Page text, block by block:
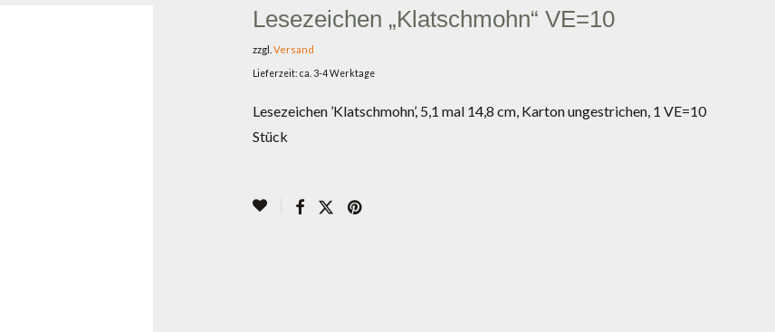
Lesezeichen „Klatschmohn“ VE=10
zzgl. Versand
Lieferzeit: ca. 3-4 Werktage
Lesezeichen ’Klatschmohn’, 5,1 mal 14,8 cm, Karton ungestrichen, 1 VE=10
Stück